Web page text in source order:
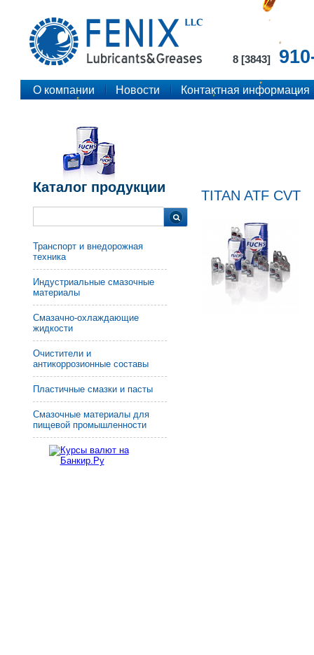
8 [3843]
О компании Новости Контактная информация
Каталог продукции
Транспорт и внедорожная
техника
Индустриальные смазочные
материалы
Смазачно-охлаждающие
жидкости
Очистители и
антикоррозионные составы
Пластичные смазки и пасты
Смазочные материалы для
пищевой промышленности
TITAN ATF CVT